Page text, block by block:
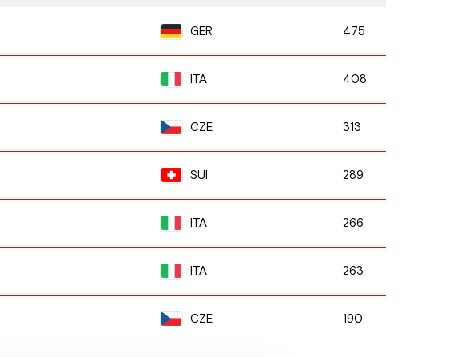
GER 475
ITA 408
CZE 313
SUI 289
ITA 266
ITA 263
CZE 190